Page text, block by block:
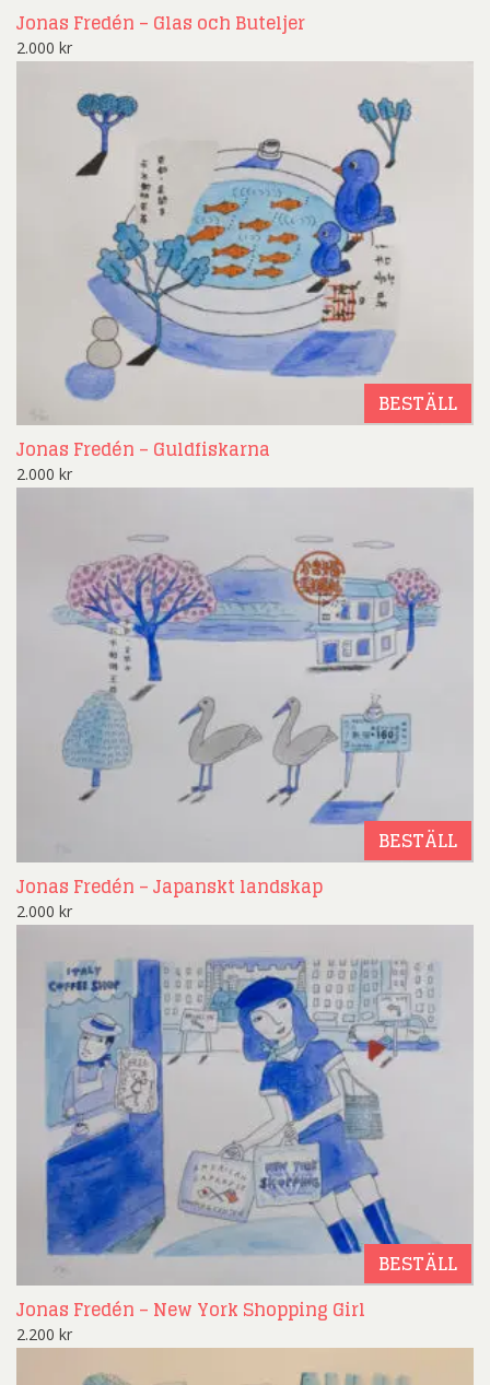
Jonas Fredén – Glas och Buteljer
2.000 kr
BESTÄLL
Jonas Fredén – Guldfiskarna
2.000 kr
BESTÄLL
Jonas Fredén – Japanskt landskap
2.000 kr
BESTÄLL
Jonas Fredén – New York Shopping Girl
2.200 kr